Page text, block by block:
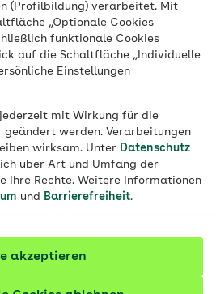
(Profilbildung) verarbeitet. Mit
„Optionale Cookies
funktionale Cookies
auf die Schaltfläche „Individuelle
Einstellungen
mit Wirkung für die
werden. Verarbeitungen
wirksam. Unter Datenschutz
über Art und Umfang der
Ihre Rechte. Weitere Informationen
und Barrierefreiheit.
akzeptieren
die Ferien stehen vor
gehört in den Koffer?
haben wir eine
für Ihren Urlaub
und geben Tipps für das